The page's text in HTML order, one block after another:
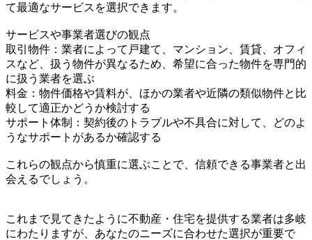
て最適なサービスを選択できます。
サービスや事業者選びの観点
取引物件：業者によって戸建て、マンション、賃貸、オフィ
スなど、扱う物件が異なるため、希望に合った物件を専門的
に扱う業者を選ぶ
料金：物件価格や賃料が、ほかの業者や近隣の類似物件と比
較して適正かどうか検討する
サポート体制：契約後のトラブルや不具合に対して、どのよ
うなサポートがあるか確認する
これらの観点から慎重に選ぶことで、信頼できる事業者と出
会えるでしょう。
これまで見てきたように不動産・住宅を提供する業者は多岐
にわたりますが、あなたのニーズに合わせた選択が重要で